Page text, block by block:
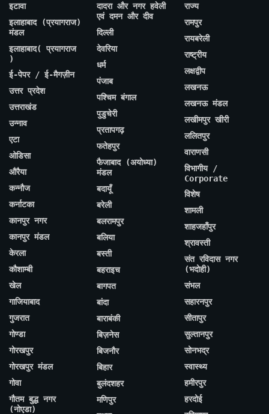
इटावा
इलाहाबाद (प्रयागराज)
मंडल
इलाहाबाद( प्रयागराज
)
ई-पेपर / ई-मैगज़ीन
उत्तर प्रदेश
उत्तराखंड
उन्नाव
एटा
ओडिसा
औरैया
कन्नौज
कर्नाटका
कानपुर नगर
कानपुर मंडल
केरला
कौशाम्बी
खेल
गाजियाबाद
गुजरात
गोण्डा
गोरखपुर
गोरखपुर मंडल
गोवा
गौतम बुद्ध नगर
(नोएडा)
दादरा और नगर हवेली
एवं दमन और दीव
दिल्ली
देवरिया
धर्म
पंजाब
पश्चिम बंगाल
पुडुचेरी
प्रतापगढ़
फतेहपुर
फैजाबाद (अयोध्या)
मंडल
बदायूँ
बरेली
बलरामपुर
बलिया
बस्ती
बहराइच
बागपत
बांदा
बाराबंकी
बिज़नेस
बिजनौर
बिहार
बुलंदशहर
मणिपुर
राज्य
रामपुर
रायबरेली
राष्ट्रीय
लक्षद्वीप
लखनऊ
लखनऊ मंडल
लखीमपुर खीरी
ललितपुर
वाराणसी
विभागीय /
Corporate
विशेष
शामली
शाहजहाँपुर
श्रावस्ती
संत रविदास नगर
(भदोही)
संभल
सहारनपुर
सीतापुर
सुल्तानपुर
सोनभद्र
स्वास्थ्य
हमीरपुर
हरदोई